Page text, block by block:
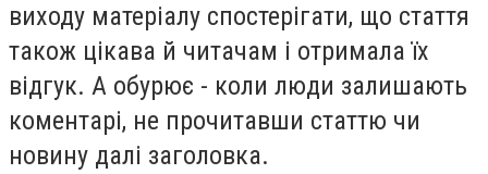
виходу матеріалу спостерігати, що стаття
також цікава й читачам і отримала їх
відгук. А обурює - коли люди залишають
коментарі, не прочитавши статтю чи
новину далі заголовка.